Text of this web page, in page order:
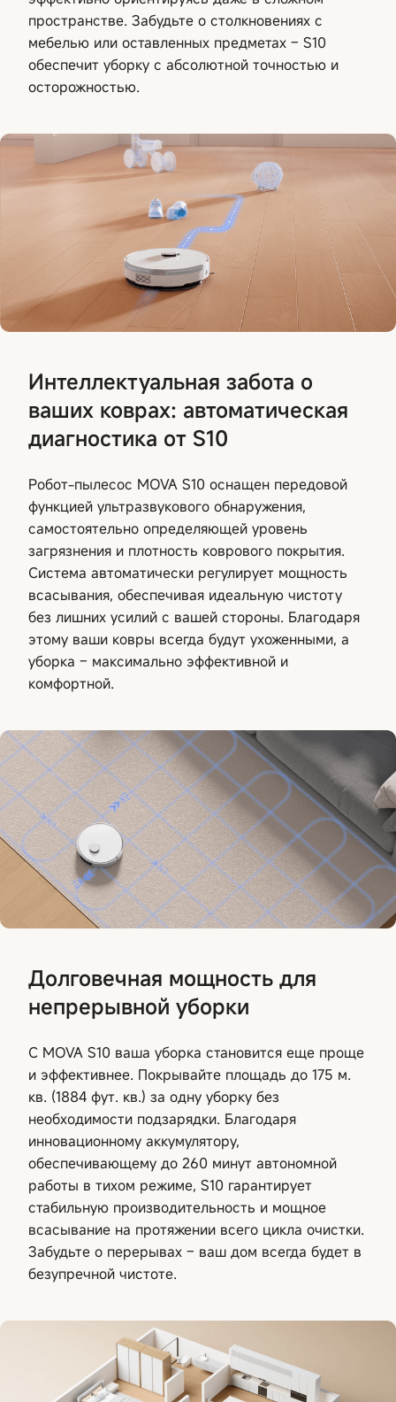
пространстве. Забудьте о столкновениях с
мебелью или оставленных предметах – S10
обеспечит уборку с абсолютной точностью и
осторожностью.
Интеллектуальная забота о
ваших коврах: автоматическая
диагностика от S10
Робот-пылесос MOVA S10 оснащен передовой
функцией ультразвукового обнаружения,
самостоятельно определяющей уровень
загрязнения и плотность коврового покрытия.
Система автоматически регулирует мощность
всасывания, обеспечивая идеальную чистоту
без лишних усилий с вашей стороны. Благодаря
этому ваши ковры всегда будут ухоженными, а
уборка – максимально эффективной и
комфортной.
Долговечная мощность для
непрерывной уборки
С MOVA S10 ваша уборка становится еще проще
и эффективнее. Покрывайте площадь до 175 м.
кв. (1884 фут. кв.) за одну уборку без
необходимости подзарядки. Благодаря
инновационному аккумулятору,
обеспечивающему до 260 минут автономной
работы в тихом режиме, S10 гарантирует
стабильную производительность и мощное
всасывание на протяжении всего цикла очистки.
Забудьте о перерывах – ваш дом всегда будет в
безупречной чистоте.